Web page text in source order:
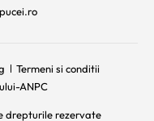
Termeni si conditii
ANPC
drepturile rezervate